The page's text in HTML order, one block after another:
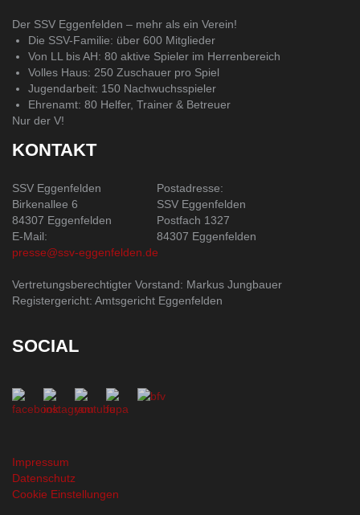
Der SSV Eggenfelden – mehr als ein Verein!
Die SSV-Familie: über 600 Mitglieder
Von LL bis AH: 80 aktive Spieler im Herrenbereich
Volles Haus: 250 Zuschauer pro Spiel
Jugendarbeit: 150 Nachwuchsspieler
Ehrenamt: 80 Helfer, Trainer & Betreuer
Nur der V!
KONTAKT
SSV Eggenfelden
Birkenallee 6
84307 Eggenfelden
E-Mail:
presse@ssv-eggenfelden.de
Postadresse:
SSV Eggenfelden
Postfach 1327
84307 Eggenfelden
Vertretungsberechtigter Vorstand: Markus Jungbauer
Registergericht: Amtsgericht Eggenfelden
SOCIAL
Impressum
Datenschutz
Cookie Einstellungen